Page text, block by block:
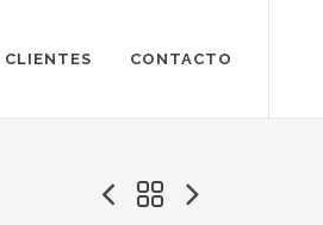
CLIENTES CONTACTO